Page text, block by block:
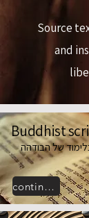
Source
and
Buddhist
של הבודהה
continuation